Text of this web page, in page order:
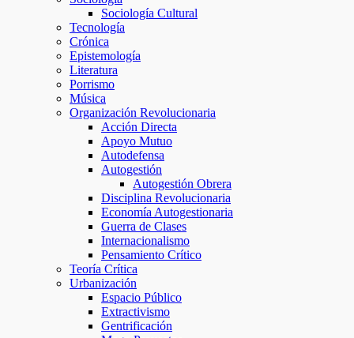
Sociología Cultural
Tecnología
Crónica
Epistemología
Literatura
Porrismo
Música
Organización Revolucionaria
Acción Directa
Apoyo Mutuo
Autodefensa
Autogestión
Autogestión Obrera
Disciplina Revolucionaria
Economía Autogestionaria
Guerra de Clases
Internacionalismo
Pensamiento Crítico
Teoría Crítica
Urbanización
Espacio Público
Extractivismo
Gentrificación